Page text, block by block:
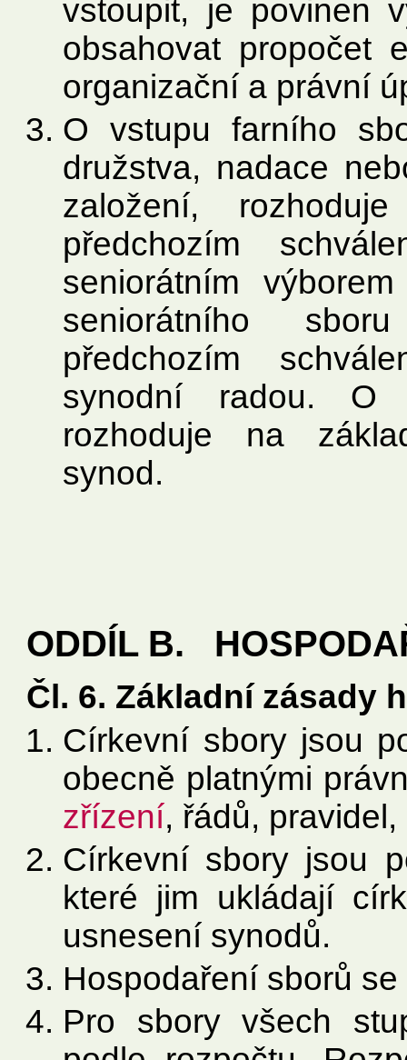
vstoupit, je povinen
obsahovat propočet
organizační a právní
O vstupu farního
družstva, nadace
založení,
předchozím
seniorátním
seniorátního
předchozím
synodní radou. O
rozhoduje na
synod.
ODDÍL B.
Čl. 6. Základní zásady
Církevní sbory jsou
obecně platnými
zřízení, řádů,
Církevní sbory jsou
které jim ukládají
usnesení synodů.
Hospodaření sborů
Pro sbory všech